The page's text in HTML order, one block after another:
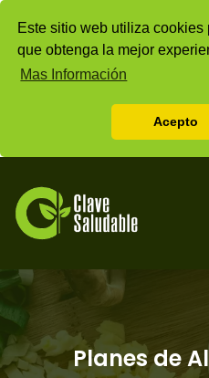
Este sitio web utiliza cookies
que obtenga la mejor
Mas Información
Acepto
Planes de